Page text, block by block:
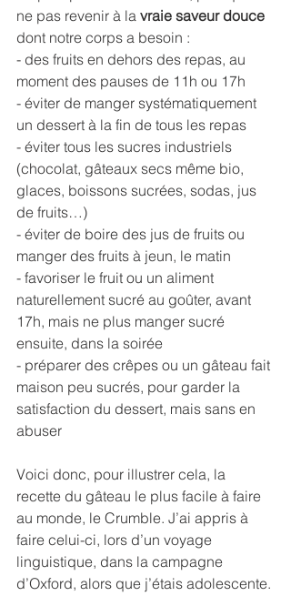
ne pas revenir à la vraie saveur douce
dont notre corps a besoin :
- des fruits en dehors des repas, au
moment des pauses de 11h ou 17h
- éviter de manger systématiquement
un dessert à la fin de tous les repas
- éviter tous les sucres industriels
(chocolat, gâteaux secs même bio,
glaces, boissons sucrées, sodas, jus
de fruits…)
- éviter de boire des jus de fruits ou
manger des fruits à jeun, le matin
- favoriser le fruit ou un aliment
naturellement sucré au goûter, avant
17h, mais ne plus manger sucré
ensuite, dans la soirée
- préparer des crêpes ou un gâteau fait
maison peu sucrés, pour garder la
satisfaction du dessert, mais sans en
abuser
Voici donc, pour illustrer cela, la
recette du gâteau le plus facile à faire
au monde, le Crumble. J’ai appris à
faire celui-ci, lors d’un voyage
linguistique, dans la campagne
d’Oxford, alors que j’étais adolescente.